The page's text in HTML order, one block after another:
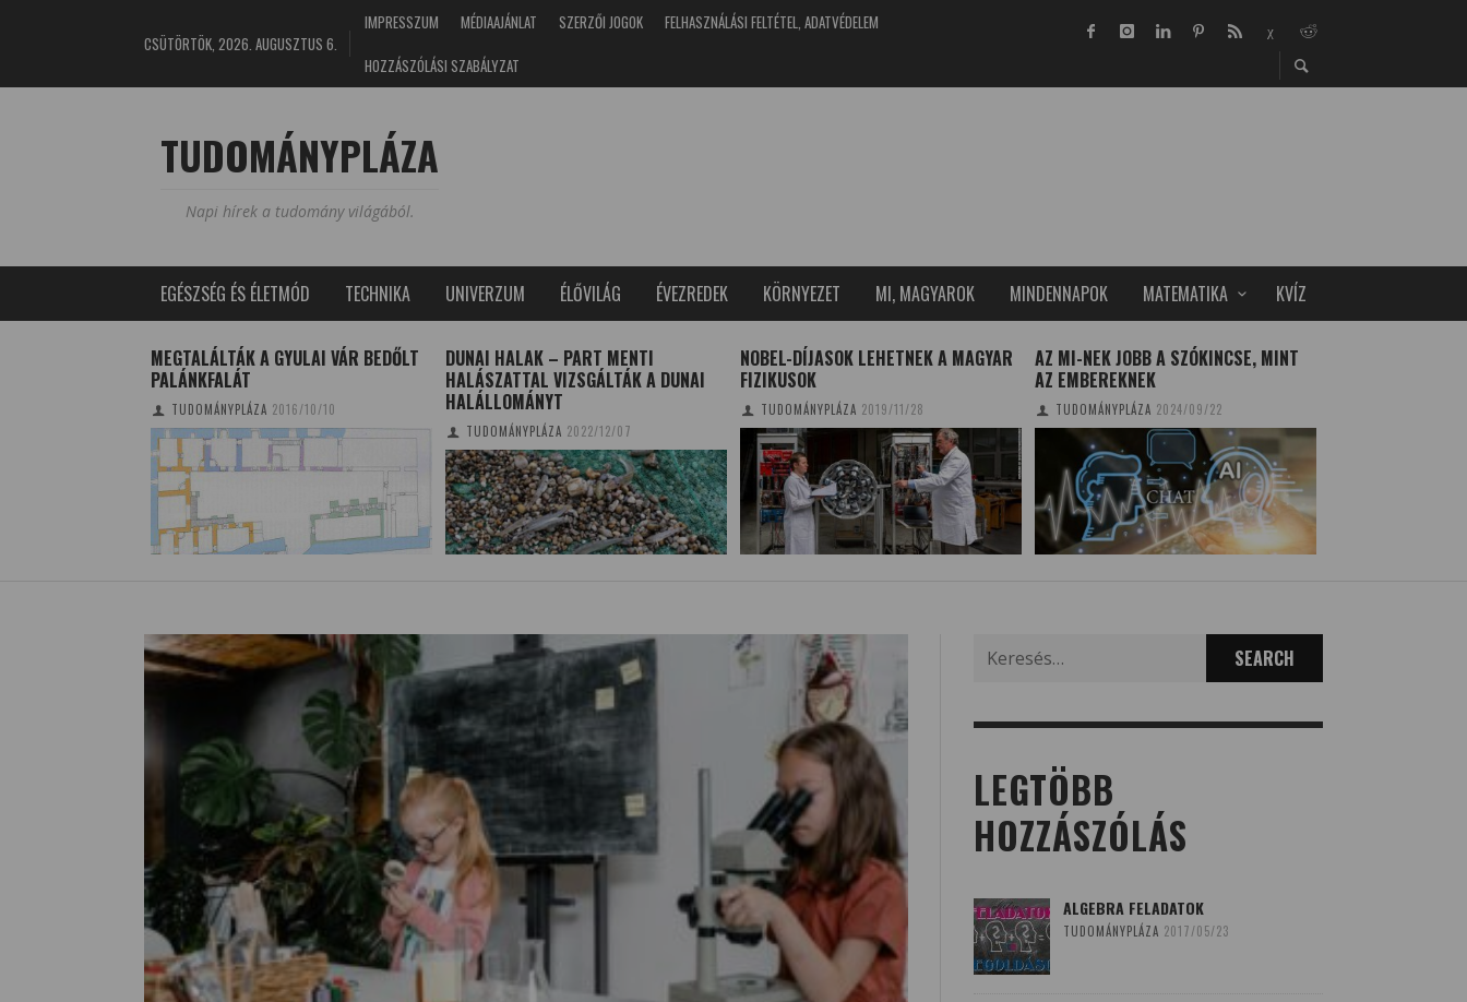
CSÜTÖRTÖK, 2026. AUGUSZTUS 6.
IMPRESSZUM MÉDIAAJÁNLAT SZERZŐI JOGOK
FELHASZNÁLÁSI FELTÉTEL, ADATVÉDELEM
HOZZÁSZÓLÁSI SZABÁLYZAT
TUDOMÁNYPLÁZA
Napi hírek a tudomány világából.
EGÉSZSÉG ÉS ÉLETMÓD TECHNIKA UNIVERZUM ÉLŐVILÁG ÉVEZREDEK KÖRNYEZET MI, MAGYAROK MINDENNAPOK MATEMATIKA KVÍZ
MEGTALÁLTÁK A GYULAI VÁR BEDŐLT
PALÁNKFALÁT
TUDOMÁNYPLÁZA 2016/10/10
DUNAI HALAK – PART MENTI
HALÁSZATTAL VIZSGÁLTÁK A DUNAI
HALÁLLOMÁNYT
TUDOMÁNYPLÁZA 2022/12/07
NOBEL-DÍJASOK LEHETNEK A MAGYAR
FIZIKUSOK
TUDOMÁNYPLÁZA 2019/11/28
AZ MI-NEK JOBB A SZÓKINCSE, MINT
AZ EMBEREKNEK
TUDOMÁNYPLÁZA 2024/09/22
for:
LEGTÖBB
HOZZÁSZÓLÁS
ALGEBRA FELADATOK
TUDOMÁNYPLÁZA 2017/05/23